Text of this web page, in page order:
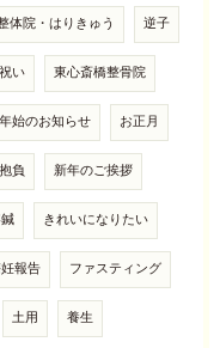
体院・はりきゅう 逆子
い 東心斎橋整骨院
始のお知らせ お正月
負 新年のご挨拶
きれいになりたい
報告 ファスティング
土用 養生